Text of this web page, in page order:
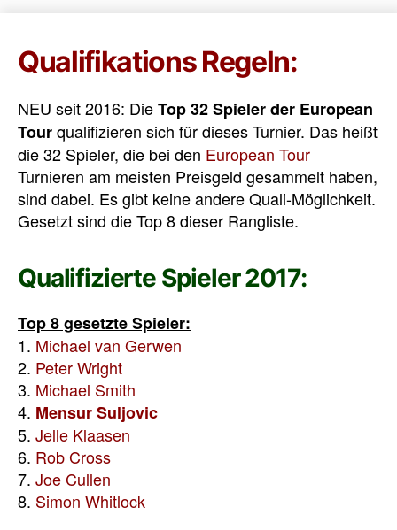
Qualifikations Regeln:
NEU seit 2016: DieTop 32 Spieler der European
Tourqualifizieren sich für dieses Turnier. Das heißt
die 32 Spieler, die bei den European Tour
Turnieren am meisten Preisgeld gesammelt haben,
sind dabei. Es gibt keine andere Quali-Möglichkeit.
Gesetzt sind die Top 8 dieser Rangliste.
Qualifizierte Spieler 2017:
Top 8 gesetzte Spieler:
1. Michael van Gerwen
2. Peter Wright
3. Michael Smith
4. Mensur Suljovic
5. Jelle Klaasen
6. Rob Cross
7. Joe Cullen
8. Simon Whitlock